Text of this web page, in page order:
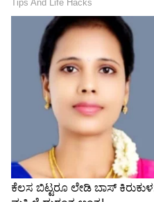
ನೋಡಿದ ನಮ್ರತಾ ಗೌಡ
ಆಗಿದ್ದಾರೆ. ಸೀರೆಯುಟ್ಟ
ಸುರಿಮಳೆಯಾಗಿದೆ.